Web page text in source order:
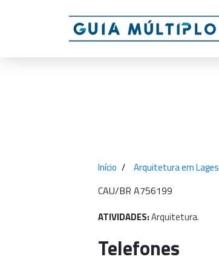
Início Arquitetura em Lages
CAU/BR A756199
ATIVIDADES:Arquitetura.
Telefones